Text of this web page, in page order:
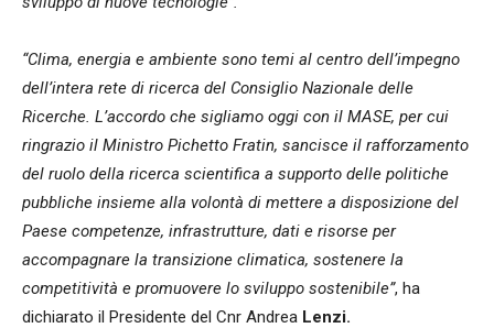
“Clima, energia e ambiente sono temi al centro dell’impegno
dell’intera rete di ricerca del Consiglio Nazionale delle
Ricerche. L’accordo che sigliamo oggi con il MASE, per cui
ringrazio il Ministro Pichetto Fratin, sancisce il rafforzamento
del ruolo della ricerca scientifica a supporto delle politiche
pubbliche insieme alla volontà di mettere a disposizione del
Paese competenze, infrastrutture, dati e risorse per
accompagnare la transizione climatica, sostenere la
competitività e promuovere lo sviluppo sostenibile”, ha
dichiarato il Presidente del Cnr Andrea Lenzi.